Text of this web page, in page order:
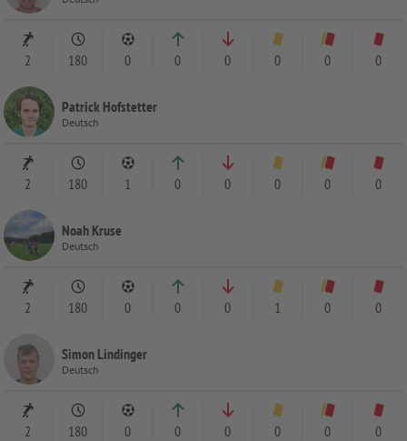
2 180 0 0 0 0 0 0
Patrick Hofstetter
Deutsch
2 180 1 0 0 0 0 0
Noah Kruse
Deutsch
2 180 0 0 0 1 0 0
Simon Lindinger
Deutsch
2 180 0 0 0 0 0 0